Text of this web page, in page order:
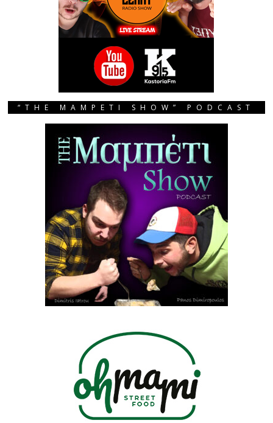
“THE MAMPETI SHOW” PODCAST